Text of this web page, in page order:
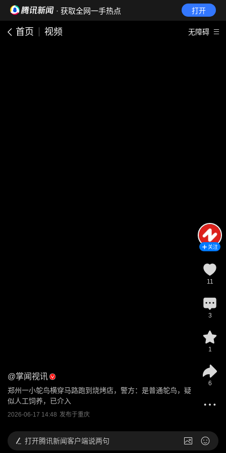
· 获取全网一手热点 打开
首页 视频 无障碍
@掌闻视讯
郑州一小鸵鸟横穿马路跑到烧烤店，警方：是普通鸵鸟，疑
似人工饲养，已介入
2026-06-17 14:48 发布于重庆
关注
11
3
1
6
打开腾讯新闻客户端说两句